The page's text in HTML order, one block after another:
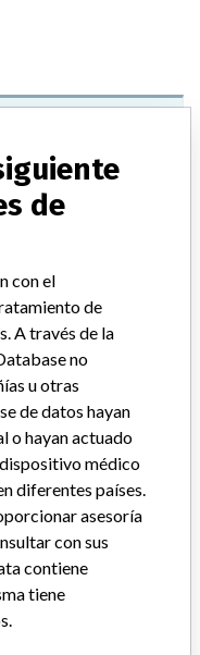
(Lot serial: M609458)
REAGENT
COULTER CANADA L.P.
L.P.
MISSISSAUGA
de
con el
de
A través de la
no
u otras
de datos hayan
o hayan actuado
médico
diferentes países.
asesoría
con sus
contiene
tiene